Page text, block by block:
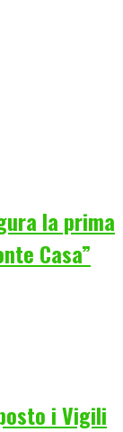
la prima
Casa”
i Vigili